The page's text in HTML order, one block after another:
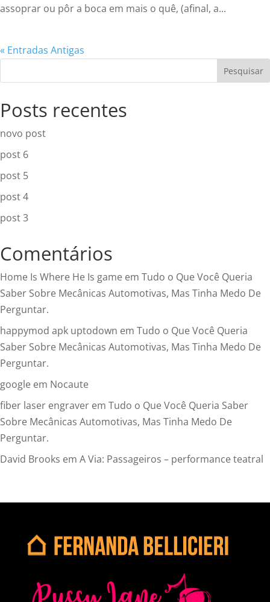
assoprar ou pôr a boca em mais o quê, (afinal, a...
« Entradas Antigas
Pesquisar
Posts recentes
novo post
post 6
post 5
post 4
post 3
Comentários
Home Is Where He Is game em Tudo o Que Você Queria
Saber Sobre Mecânicas Automotivas, Mas Tinha Medo De
Perguntar.
happymod apk uptodown em Tudo o Que Você Queria
Saber Sobre Mecânicas Automotivas, Mas Tinha Medo De
Perguntar.
google em Nocaute
fiber laser engraver em Tudo o Que Você Queria Saber
Sobre Mecânicas Automotivas, Mas Tinha Medo De
Perguntar.
David Brooks em A Via: Passageiros – performance teatral